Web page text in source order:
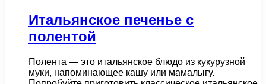
Итальянское печенье с
полентой
Полента — это итальянское блюдо из кукурузной
муки, напоминающее кашу или мамалыгу.